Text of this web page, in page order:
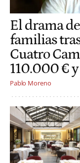
El drama
familias
Cuatro
110.000 €
Pablo Moreno